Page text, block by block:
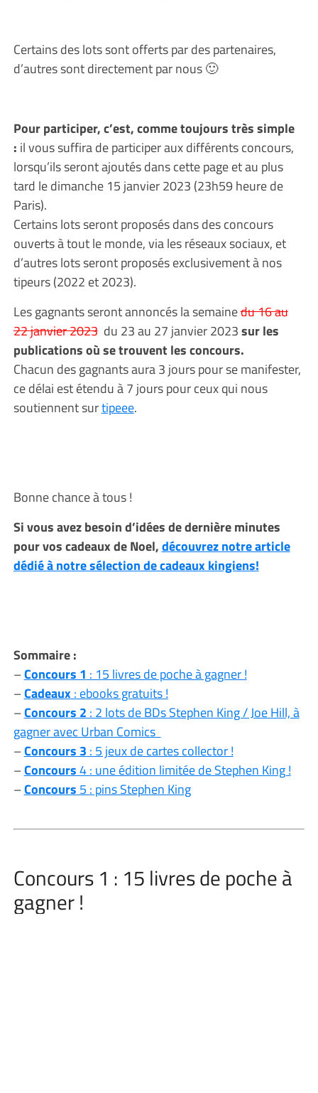
Certains des lots sont offerts par des partenaires,
d’autres sont directement par nous 🙂
Pour participer, c’est, comme toujours très simple
: il vous suffira de participer aux différents concours,
lorsqu’ils seront ajoutés dans cette page et au plus
tard le dimanche 15 janvier 2023 (23h59 heure de
Paris).
Certains lots seront proposés dans des concours
ouverts à tout le monde, via les réseaux sociaux, et
d’autres lots seront proposés exclusivement à nos
tipeurs (2022 et 2023).
Les gagnants seront annoncés la semainedu 16 au
22 janvier 2023du 23 au 27 janvier 2023sur les
publications où se trouvent les concours.
Chacun des gagnants aura 3 jours pour se manifester,
ce délai est étendu à 7 jours pour ceux qui nous
soutiennent surtipeee.
Bonne chance à tous !
Si vous avez besoin d’idées de dernière minutes
pour vos cadeaux de Noel,découvrez notre article
dédié à notre sélection de cadeaux kingiens!
Sommaire :
–Concours 1 : 15 livres de poche à gagner !
–Cadeaux : ebooks gratuits !
–Concours 2 : 2 lots de BDs Stephen King / Joe Hill, à
gagner avec Urban Comics
–Concours 3 : 5 jeux de cartes collector !
–Concours4 : une édition limitée de Stephen King !
–Concours 5 : pins Stephen King
Concours 1 : 15 livres de poche à
gagner !